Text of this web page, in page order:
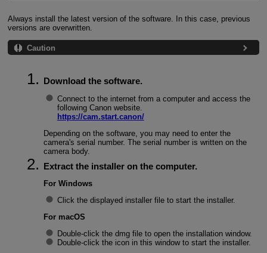
Always install the latest version of the software. In this case, previous
versions are overwritten.
Caution
Download the software.
Connect to the internet from a computer and access the
following Canon website.
https://cam.start.canon/
Depending on the software, you may need to enter the
camera's serial number. The serial number is written on the
camera body.
Extract the installer on the computer.
For Windows
Click the displayed installer file to start the installer.
For macOS
Double-click the dmg file to open the installation window.
Double-click the icon in this window to start the installer.